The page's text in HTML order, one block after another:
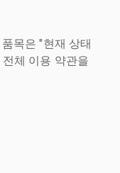
목은 "현재 상태
체 이용 약관을